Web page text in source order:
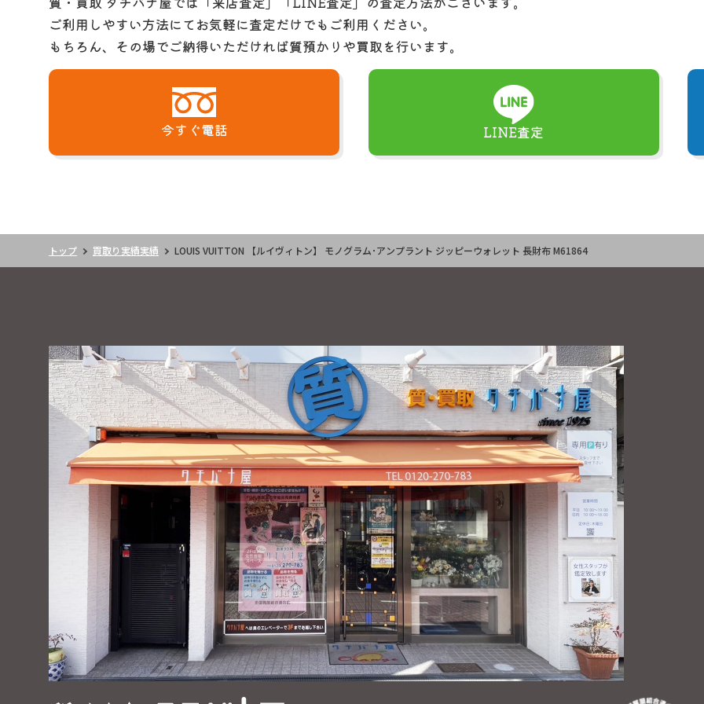
ご利用しやすい方法にてお気軽に査定だけでもご利用ください。
もちろん、その場でご納得いただければ質預かりや買取を行います。
今すぐ電話 LINE査定
トップ 買取り実績実績 LOUIS VUITTON 【ルイヴィトン】 モノグラム･アンプラント ジッピーウォレット 長財布 M61864